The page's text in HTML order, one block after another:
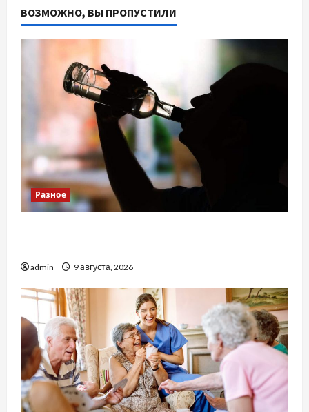
ВОЗМОЖНО, ВЫ ПРОПУСТИЛИ
Разное
admin 9 августа, 2026